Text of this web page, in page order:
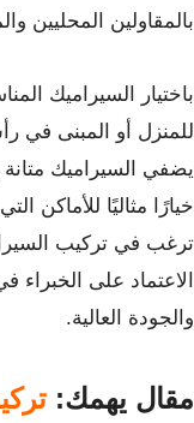
بالمقاولين المحليين
باختيار السيراميك
للمنزل أو المبنى في
يضفي السيراميك متانة
خيارًا مثاليًا للأماكن
ترغب في تركيب
الاعتماد على الخبراء
والجودة العالية.
مقال يهمك: